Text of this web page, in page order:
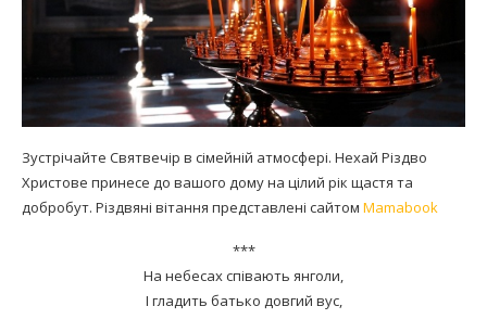
Зустрічайте Святвечір в сімейній атмосфері. Нехай Різдво
Христове принесе до вашого дому на цілий рік щастя та
добробут. Різдвяні вітання представлені сайтом Mamabook
***
На небесах співають янголи,
І гладить батько довгий вус,